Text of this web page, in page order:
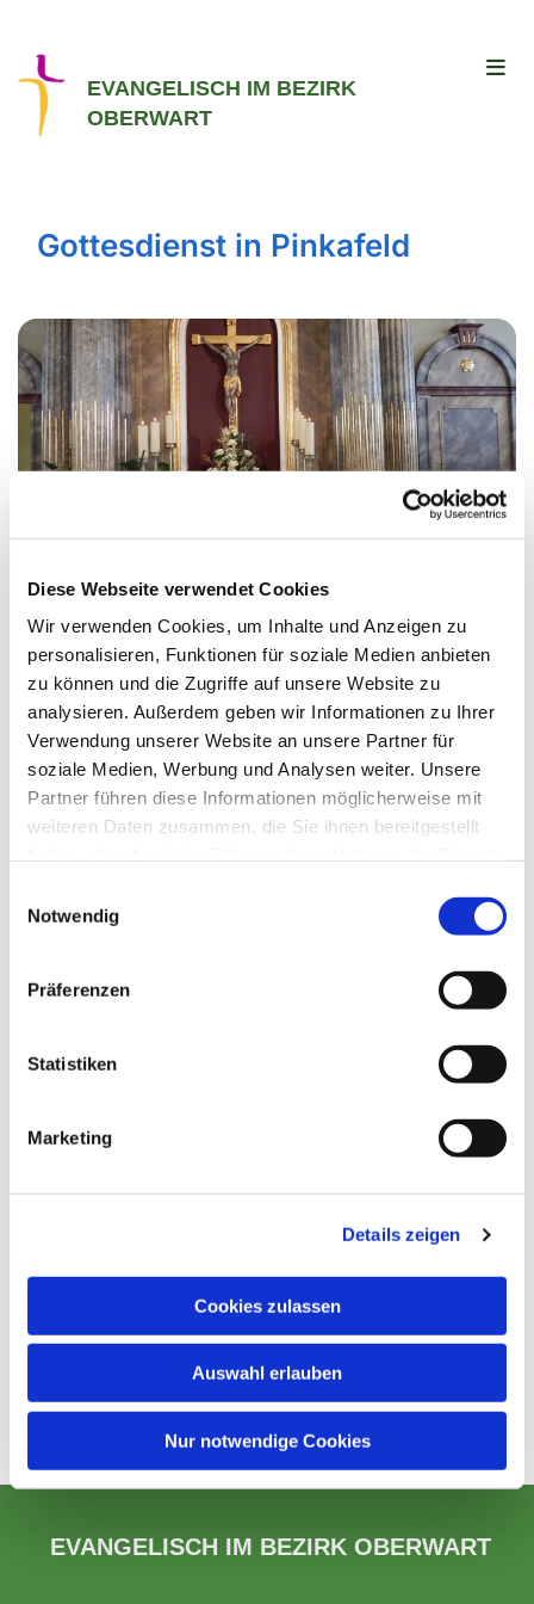
Diese Webseite verwendet Cookies
Wir verwenden Cookies, um Inhalte und Anzeigen zu
personalisieren, Funktionen für soziale Medien anbieten
zu können und die Zugriffe auf unsere Website zu
analysieren. Außerdem geben wir Informationen zu Ihrer
Verwendung unserer Website an unsere Partner für
soziale Medien, Werbung und Analysen weiter. Unsere
Partner führen diese Informationen möglicherweise mit
weiteren Daten zusammen, die Sie ihnen bereitgestellt
Notwendig
Präferenzen
Statistiken
Marketing
Details zeigen
Cookies zulassen
Auswahl erlauben
Nur notwendige Cookies
EVANGELISCH IM BEZIRK
OBERWART
Gottesdienst in Pinkafeld
Sonntag, 28. März 2027, 09:30 Uhr
Evang. Pfarrgemeinde A.B.
Pinkafeld, Kirchengasse 7, 7423
Pfarramtskandidat Gösta Gehring
EVANGELISCH IM BEZIRK OBERWART